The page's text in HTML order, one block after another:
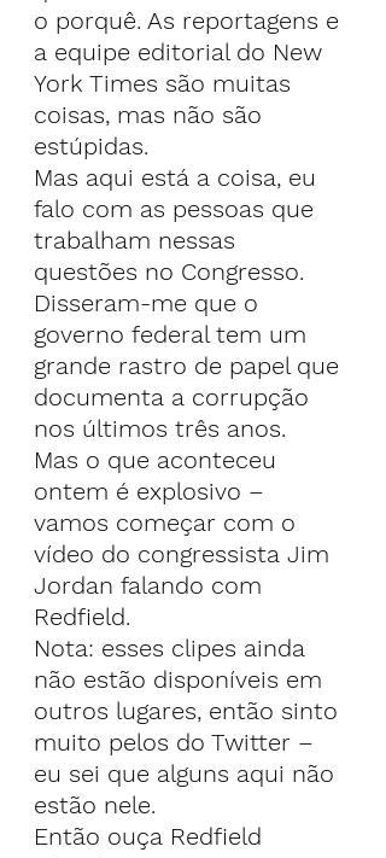
o porquê. As reportagens e
a equipe editorial do New
York Times são muitas
coisas, mas não são
estúpidas.
Mas aqui está a coisa, eu
falo com as pessoas que
trabalham nessas
questões no Congresso.
Disseram-me que o
governo federal tem um
grande rastro de papel que
documenta a corrupção
nos últimos três anos.
Mas o que aconteceu
ontem é explosivo –
vamos começar com o
vídeo do congressista Jim
Jordan falando com
Redfield.
Nota: esses clipes ainda
não estão disponíveis em
outros lugares, então sinto
muito pelos do Twitter –
eu sei que alguns aqui não
estão nele.
Então ouça Redfield